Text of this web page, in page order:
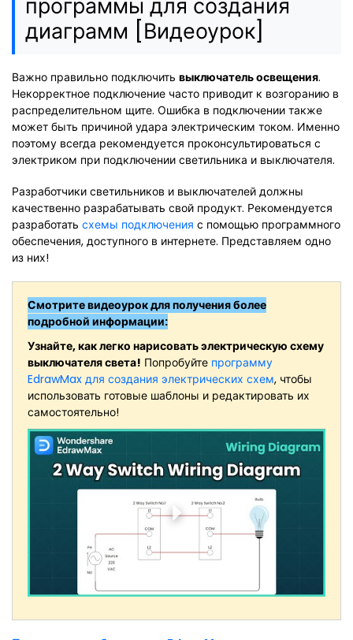
диаграмм [Видеоурок]
Важно правильно подключить выключатель освещения.
Некорректное подключение часто приводит к возгоранию в
распределительном щите. Ошибка в подключении также
может быть причиной удара электрическим током. Именно
поэтому всегда рекомендуется проконсультироваться с
электриком при подключении светильника и выключателя.
Разработчики светильников и выключателей должны
качественно разрабатывать свой продукт. Рекомендуется
разработать схемы подключения с помощью программного
обеспечения, доступного в интернете. Представляем одно
из них!
Смотрите видеоурок для получения более
подробной информации:
Узнайте, как легко нарисовать электрическую схему
выключателя света! Попробуйте программу
EdrawMax для создания электрических схем, чтобы
использовать готовые шаблоны и редактировать их
самостоятельно!